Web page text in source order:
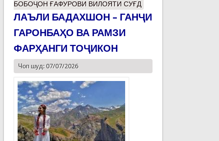
БОБОҶОН ҒАФУРОВИ ВИЛОЯТИ СУҒД
ЛАЪЛИ БАДАХШОН – ГАНҶИ
ГАРОНБАҲО ВА РАМЗИ
ФАРҲАНГИ ТОҶИКОН
Чоп шуд: 07/07/2026